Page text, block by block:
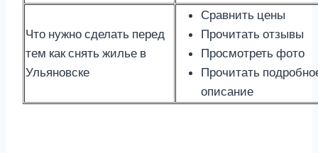
Что нужно сделать перед
тем как снять жилье в
Ульяновске
Сравнить цены
Прочитать отзывы
Просмотреть фото
Прочитать
описание